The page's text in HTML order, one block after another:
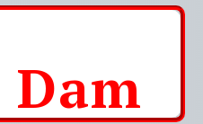
Dam